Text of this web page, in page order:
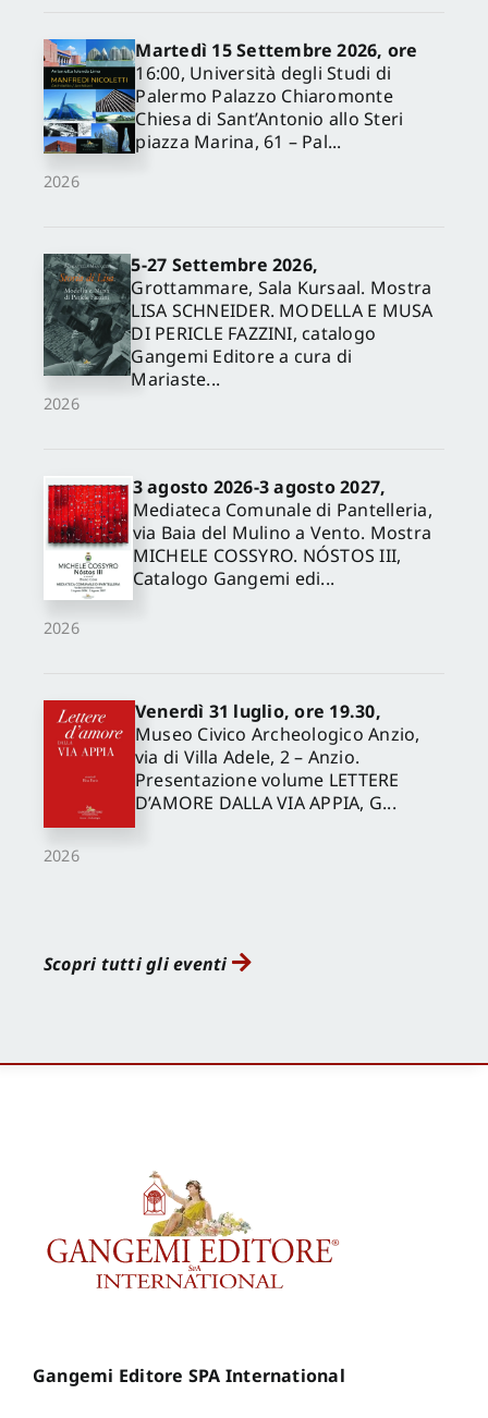
2026
Martedì 15 Settembre 2026, ore
16:00, Università degli Studi di
Palermo Palazzo Chiaromonte
Chiesa di Sant’Antonio allo Steri
piazza Marina, 61 – Pal...
2026
5-27 Settembre 2026,
Grottammare, Sala Kursaal. Mostra
LISA SCHNEIDER. MODELLA E MUSA
DI PERICLE FAZZINI, catalogo
Gangemi Editore a cura di
Mariaste...
2026
3 agosto 2026-3 agosto 2027,
Mediateca Comunale di Pantelleria,
via Baia del Mulino a Vento. Mostra
MICHELE COSSYRO. NÓSTOS III,
Catalogo Gangemi edi...
2026
Venerdì 31 luglio, ore 19.30,
Museo Civico Archeologico Anzio,
via di Villa Adele, 2 – Anzio.
Presentazione volume LETTERE
D’AMORE DALLA VIA APPIA, G...
Scopri tutti gli eventi
Gangemi Editore SPA International